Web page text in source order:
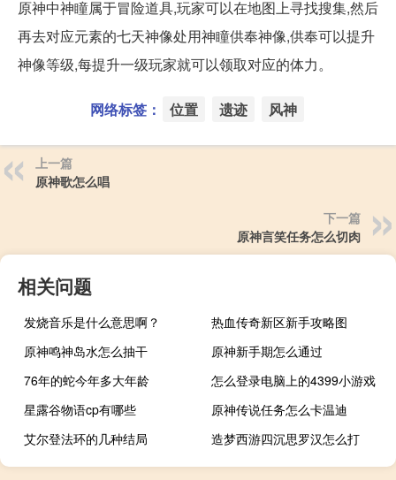
原神中神瞳属于冒险道具,玩家可以在地图上寻找搜集,然后
再去对应元素的七天神像处用神瞳供奉神像,供奉可以提升
神像等级,每提升一级玩家就可以领取对应的体力。
网络标签： 位置 遗迹 风神
上一篇
原神歌怎么唱
下一篇
原神言笑任务怎么切肉
相关问题
发烧音乐是什么意思啊？
热血传奇新区新手攻略图
原神鸣神岛水怎么抽干
原神新手期怎么通过
76年的蛇今年多大年龄
怎么登录电脑上的4399小游戏
星露谷物语cp有哪些
原神传说任务怎么卡温迪
艾尔登法环的几种结局
造梦西游四沉思罗汉怎么打
造梦西游OL卖装备回购